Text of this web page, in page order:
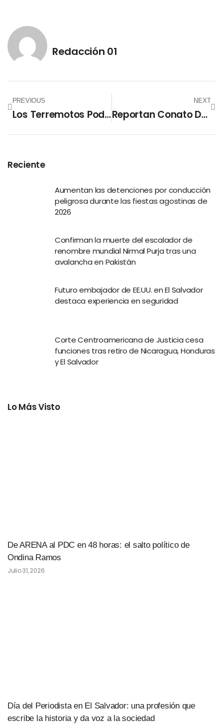
Redacción 01
PREVIOUS
Los Terremotos Podrían Forjar Grandes Pepitas De Oro
NEXT
Reportan Conato De Incendio En El Ministerio De Hacienda
Reciente
Aumentan las detenciones por conducción
peligrosa durante las fiestas agostinas de
2026
Confirman la muerte del escalador de
renombre mundial Nirmal Purja tras una
avalancha en Pakistán
Futuro embajador de EE.UU. en El Salvador
destaca experiencia en seguridad
Corte Centroamericana de Justicia cesa
funciones tras retiro de Nicaragua, Honduras
y El Salvador
Lo Más Visto
De ARENA al PDC en 48 horas: el salto político de
Ondina Ramos
Julio 31, 2026
Día del Periodista en El Salvador: una profesión que
escribe la historia y da voz a la sociedad